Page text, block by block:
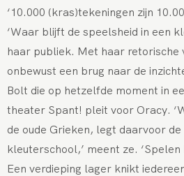
‘10.000 (kras)tekeningen zijn
‘Waar blijft de speelsheid in een
haar publiek. Met haar retorische
onbewust een brug naar de
Bolt die op hetzelfde moment in
theater Spant! pleit voor Oracy.
de oude Grieken, legt daarvoor de
kleuterschool,’ meent ze.
Een verdieping lager knikt